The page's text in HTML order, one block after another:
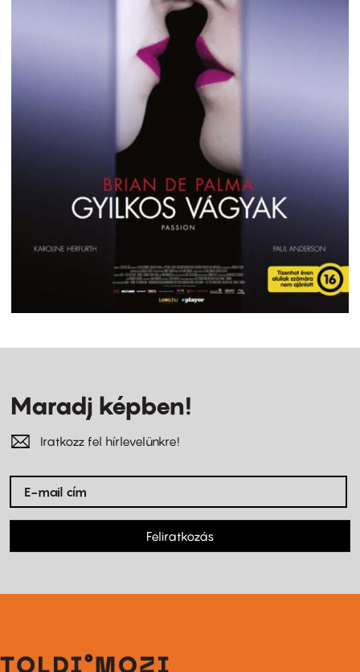
Maradj képben!
Iratkozz fel hírlevelünkre!
Feliratkozás